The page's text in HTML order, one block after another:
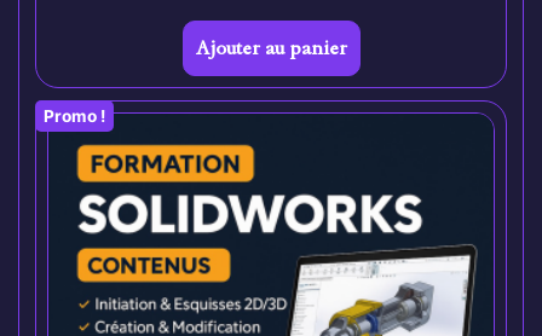
Ajouter au panier
Promo !